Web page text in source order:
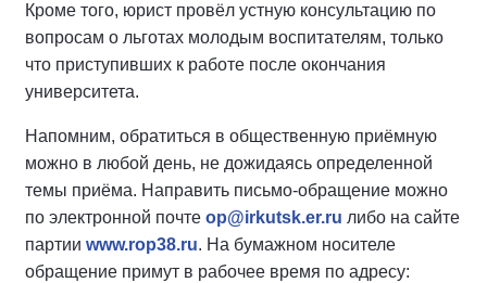
Кроме того, юрист провёл устную консультацию по
вопросам о льготах молодым воспитателям, только
что приступивших к работе после окончания
университета.
Напомним, обратиться в общественную приёмную
можно в любой день, не дожидаясь определенной
темы приёма. Направить письмо-обращение можно
по электронной почте op@irkutsk.er.ru либо на сайте
партии www.rop38.ru. На бумажном носителе
обращение примут в рабочее время по адресу: